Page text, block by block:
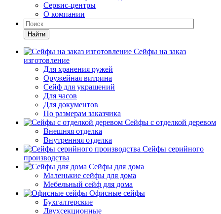
Сервис-центры
О компании
Найти
Сейфы на заказ
изготовление
Для хранения ружей
Оружейная витрина
Сейф для украшений
Для часов
Для документов
По размерам заказчика
Сейфы с отделкой деревом
Внешняя отделка
Внутренняя отделка
Сейфы серийного
производства
Сейфы для дома
Маленькие сейфы для дома
Мебельный сейф для дома
Офисные сейфы
Бухгалтерские
Двухсекционные